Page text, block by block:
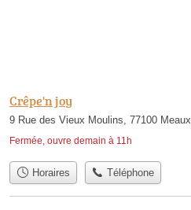
Crêpe'n joy
9 Rue des Vieux Moulins, 77100 Meaux
Fermée, ouvre demain à 11h
Horaires Téléphone